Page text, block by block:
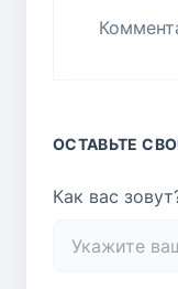
ОСТАВЬТЕ
Как вас